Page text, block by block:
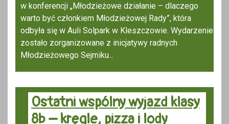
w konferencji „Młodzieżowe działanie – dlaczego
warto być członkiem Młodzieżowej Rady”, która
odbyła się w Auli Solpark w Kleszczowie. Wydarzenie
zostało zorganizowane z inicjatywy radnych
Młodzieżowego Sejmiku...
Ostatni wspólny wyjazd klasy
8b – kręgle, pizza i lody